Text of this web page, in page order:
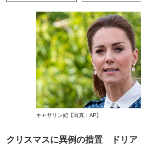
キャサリン妃【写真：AP】
クリスマスに異例の措置 ドリア